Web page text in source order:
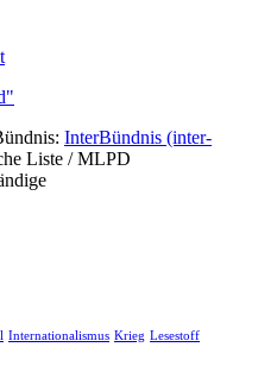
InterBündnis (inter-
Liste / MLPD
Internationalismus Krieg Lesestoff